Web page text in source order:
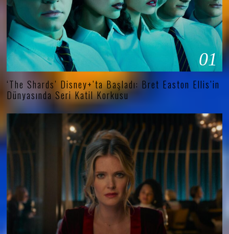
01
‘The Shards’ Disney+’ta Başladı: Bret Easton Ellis’in
Dünyasında Seri Katil Korkusu